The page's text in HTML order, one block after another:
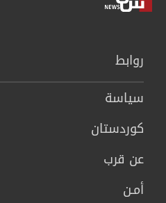
روابط
سیاسة
كوردستان
عن قرب
أمـن